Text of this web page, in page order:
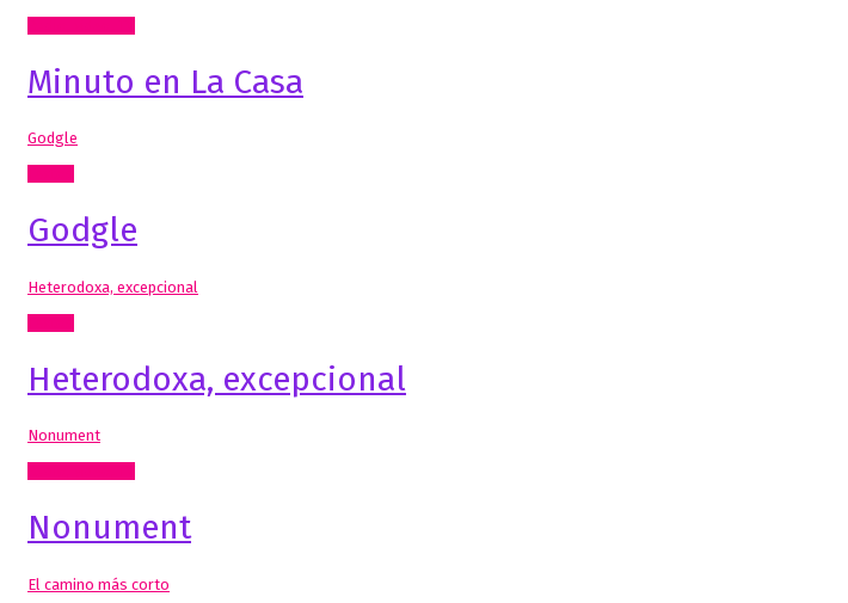
Minuto en La Casa
Godgle
Godgle
Heterodoxa, excepcional
Heterodoxa, excepcional
Nonument
Nonument
El camino más corto